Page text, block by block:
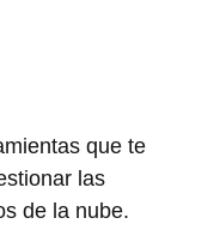
que te
las
de la nube.